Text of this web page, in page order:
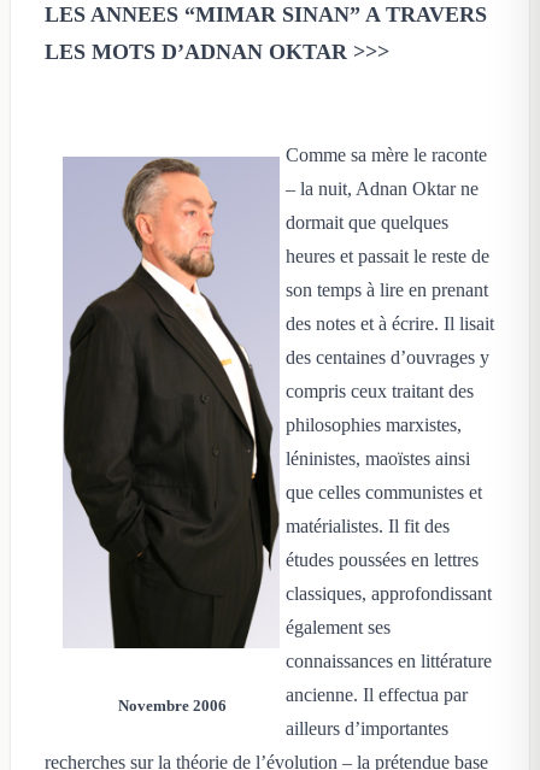
LES ANNEES “MIMAR SINAN” A TRAVERS
LES MOTS D’ADNAN OKTAR >>>
Novembre 2006
Comme sa mère le raconte
– la nuit, Adnan Oktar ne
dormait que quelques
heures et passait le reste de
son temps à lire en prenant
des notes et à écrire. Il lisait
des centaines d’ouvrages y
compris ceux traitant des
philosophies marxistes,
léninistes, maoïstes ainsi
que celles communistes et
matérialistes. Il fit des
études poussées en lettres
classiques, approfondissant
également ses
connaissances en littérature
ancienne. Il effectua par
ailleurs d’importantes
recherches sur la théorie de l’évolution – la prétendue base